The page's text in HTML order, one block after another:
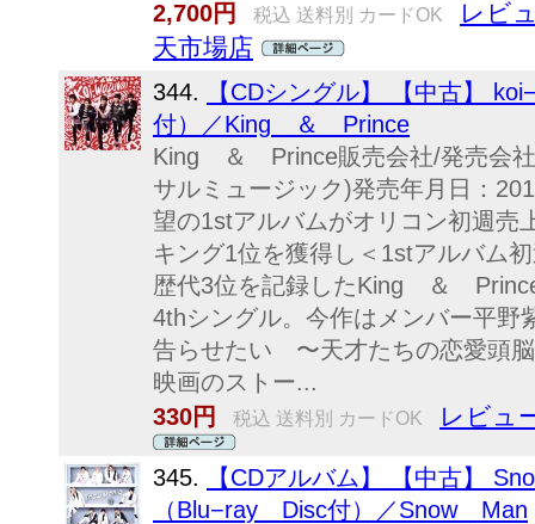
2,700円
税込 送料別 カードOK
レビ
天市場店
344.
【CDシングル】 【中古】
付）／King ＆ Prince
King ＆ Prince販売会社/発売会
サルミュージック)発売年月日：
望の1stアルバムがオリコン初週売
キング1位を獲得し＜1stアルバム
歴代3位を記録したKing ＆
4thシングル。今作はメンバー平野
告らせたい 〜天才たちの恋愛頭
映画のストー...
330円
税込 送料別 カードOK レビュ
345.
【CDアルバム】 【中古】
（Blu−ray Disc付）／Snow Man